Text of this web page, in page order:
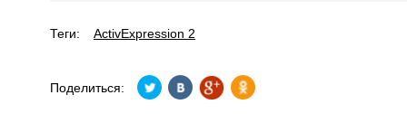
Теги: ActivExpression 2
Поделиться: